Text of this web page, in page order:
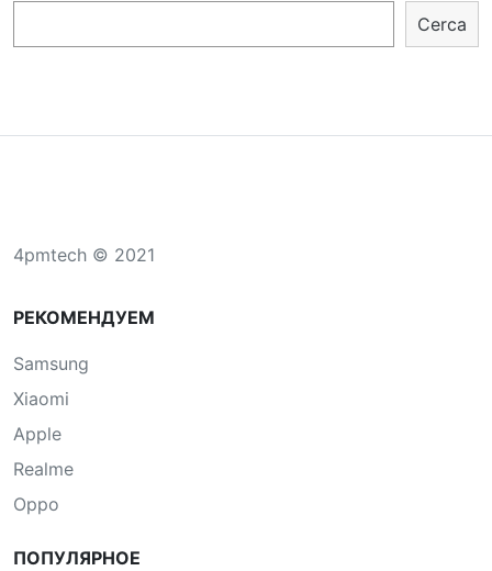
Cerca
4pmtech © 2021
РЕКОМЕНДУЕМ
Samsung
Xiaomi
Apple
Realme
Oppo
ПОПУЛЯРНОЕ